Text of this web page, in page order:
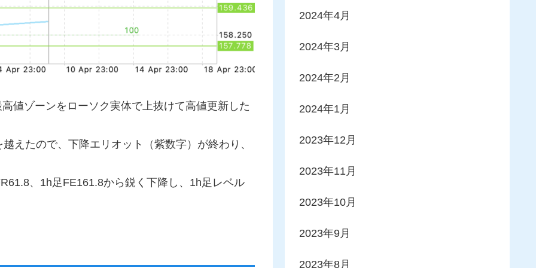
値ゾーンをローソク実体で上抜けて高値更新した
えたので、下降エリオット（紫数字）が終わり、
、1h足FE161.8から鋭く下降し、1h足レベル
2024年4月
2024年3月
2024年2月
2024年1月
2023年12月
2023年11月
2023年10月
2023年9月
2023年8月